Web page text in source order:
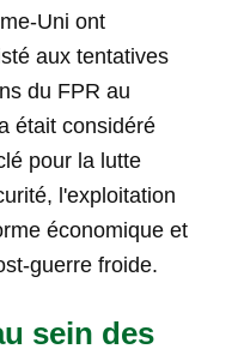
Uni ont
aux tentatives
du FPR au
était considéré
pour la lutte
l'exploitation
économique et
guerre froide.
sein des